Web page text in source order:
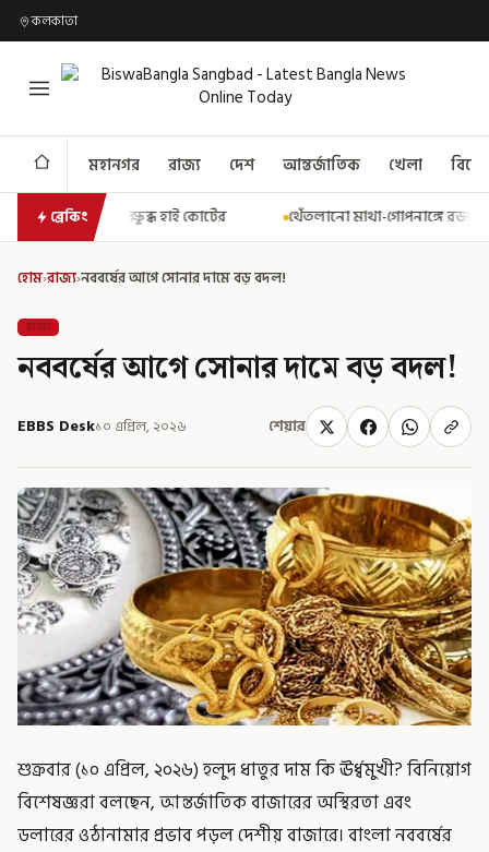
কলকাতা
মহানগর রাজ্য দেশ আন্তর্জাতিক খেলা
ব্রেকিং
কোর্টের থেঁতলানো মাথা-গোপনাঙ্গে রড! বিজেপিশাসিত অসমে
হোম›রাজ্য›নববর্ষের আগে সোনার দামে বড় বদল!
রাজ্য
নববর্ষের আগে সোনার দামে বড় বদল!
EBBS Desk১০ এপ্রিল, ২০২৬ শেয়ার
শুক্রবার (১০ এপ্রিল, ২০২৬) হলুদ ধাতুর দাম কি ঊর্ধ্বমুখী? বিনিয়োগ
বিশেষজ্ঞরা বলছেন, আন্তর্জাতিক বাজারের অস্থিরতা এবং
ডলারের ওঠানামার প্রভাব পড়ল দেশীয় বাজারে। বাংলা নববর্ষের